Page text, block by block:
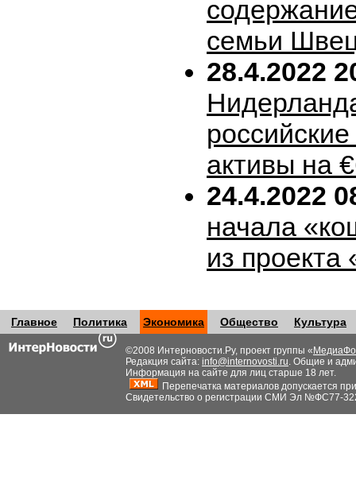
семьи
28.4.2022
активы на
24.4.2022
начала
из
Главное Политика Экономика Общество Культура
©2008 Интерновости.Ру, проект группы «
Редакция сайта: info@internovosti.ru. Общие и
Информация на сайте для лиц старше 18 лет.
Перепечатка материалов допускается
Свидетельство о регистрации СМИ Эл №ФС77-